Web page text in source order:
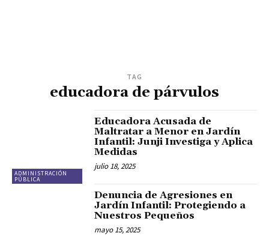
TAG
educadora de párvulos
ADMINISTRACIÓN
PÚBLICA
Educadora Acusada de
Maltratar a Menor en Jardín
Infantil: Junji Investiga y Aplica
Medidas
julio 18, 2025
Denuncia de Agresiones en
Jardín Infantil: Protegiendo a
Nuestros Pequeños
mayo 15, 2025